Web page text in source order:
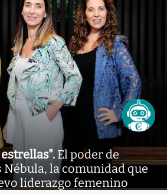
. El poder de
Nébula, la comunidad que
liderazgo femenino